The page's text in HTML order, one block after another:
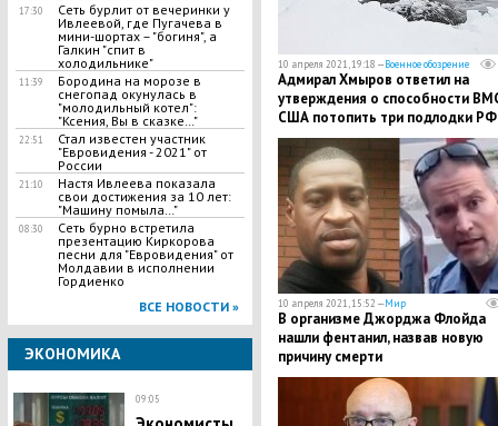
17:30
Сеть бурлит от вечеринки у
Ивлеевой, где Пугачева в
мини-шортах – "богиня", а
Галкин "спит в
холодильнике"
11:39
Бородина на морозе в
снегопад окунулась в
"молодильный котел":
"Ксения, Вы в сказке…"
22:51
Стал известен участник
"Евровидения - 2021" от
России
21:10
Настя Ивлеева показала
свои достижения за 10 лет:
"Машину помыла…"
08:30
Сеть бурно встретила
презентацию Киркорова
песни для "Евровидения" от
Молдавии в исполнении
Гордиенко
ВСЕ НОВОСТИ »
ЭКОНОМИКА
09:05
10 апреля 2021, 19:18 —Военное обозрение
Адмирал Хмыров ответил на
утверждения о способности
США потопить три подлодки РФ
10 апреля 2021, 15:52 —Мир
В организме Джорджа Флойда
нашли фентанил, назвав новую
причину смерти